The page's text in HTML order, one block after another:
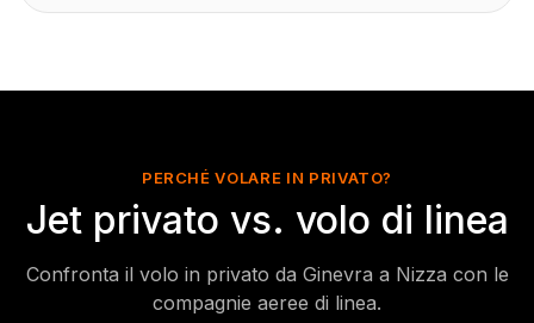
PERCHÉ VOLARE IN PRIVATO?
Jet privato vs. volo di linea
Confronta il volo in privato da Ginevra a Nizza con le
compagnie aeree di linea.